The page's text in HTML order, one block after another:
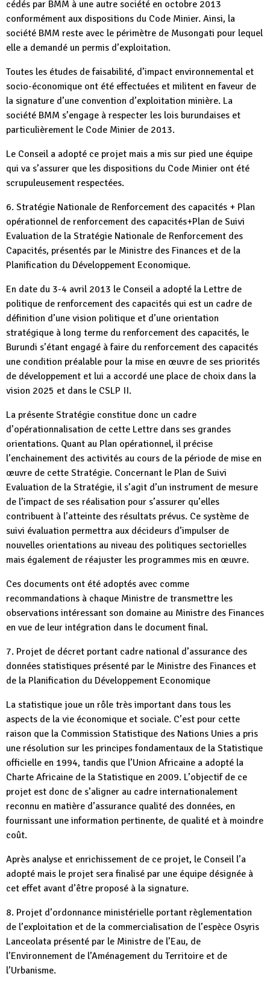
cédés par BMM à une autre société en octobre 2013
conformément aux dispositions du Code Minier. Ainsi, la
société BMM reste avec le périmètre de Musongati pour lequel
elle a demandé un permis d’exploitation.
Toutes les études de faisabilité, d’impact environnemental et
socio-économique ont été effectuées et militent en faveur de
la signature d’une convention d’exploitation minière. La
société BMM s’engage à respecter les lois burundaises et
particulièrement le Code Minier de 2013.
Le Conseil a adopté ce projet mais a mis sur pied une équipe
qui va s’assurer que les dispositions du Code Minier ont été
scrupuleusement respectées.
6. Stratégie Nationale de Renforcement des capacités + Plan
opérationnel de renforcement des capacités+Plan de Suivi
Evaluation de la Stratégie Nationale de Renforcement des
Capacités, présentés par le Ministre des Finances et de la
Planification du Développement Economique.
En date du 3-4 avril 2013 le Conseil a adopté la Lettre de
politique de renforcement des capacités qui est un cadre de
définition d’une vision politique et d’une orientation
stratégique à long terme du renforcement des capacités, le
Burundi s’étant engagé à faire du renforcement des capacités
une condition préalable pour la mise en œuvre de ses priorités
de développement et lui a accordé une place de choix dans la
vision 2025 et dans le CSLP II.
La présente Stratégie constitue donc un cadre
d’opérationnalisation de cette Lettre dans ses grandes
orientations. Quant au Plan opérationnel, il précise
l’enchainement des activités au cours de la période de mise en
œuvre de cette Stratégie. Concernant le Plan de Suivi
Evaluation de la Stratégie, il s’agit d’un instrument de mesure
de l’impact de ses réalisation pour s’assurer qu’elles
contribuent à l’atteinte des résultats prévus. Ce système de
suivi évaluation permettra aux décideurs d’impulser de
nouvelles orientations au niveau des politiques sectorielles
mais également de réajuster les programmes mis en œuvre.
Ces documents ont été adoptés avec comme
recommandations à chaque Ministre de transmettre les
observations intéressant son domaine au Ministre des Finances
en vue de leur intégration dans le document final.
7. Projet de décret portant cadre national d’assurance des
données statistiques présenté par le Ministre des Finances et
de la Planification du Développement Economique
La statistique joue un rôle très important dans tous les
aspects de la vie économique et sociale. C’est pour cette
raison que la Commission Statistique des Nations Unies a pris
une résolution sur les principes fondamentaux de la Statistique
officielle en 1994, tandis que l’Union Africaine a adopté la
Charte Africaine de la Statistique en 2009. L’objectif de ce
projet est donc de s’aligner au cadre internationalement
reconnu en matière d’assurance qualité des données, en
fournissant une information pertinente, de qualité et à moindre
coût.
Après analyse et enrichissement de ce projet, le Conseil l’a
adopté mais le projet sera finalisé par une équipe désignée à
cet effet avant d’être proposé à la signature.
8. Projet d’ordonnance ministérielle portant règlementation
de l’exploitation et de la commercialisation de l’espèce Osyris
Lanceolata présenté par le Ministre de l’Eau, de
l’Environnement de l’Aménagement du Territoire et de
l’Urbanisme.